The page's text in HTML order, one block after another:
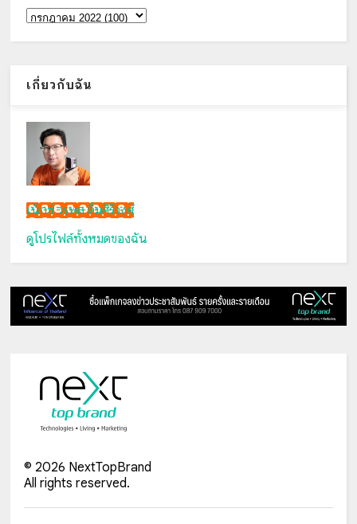
เกี่ยวกับฉัน
เน็กซ์ วรพล ลิ่มศิริวงศ์
ดูโปรไฟล์ทั้งหมดของฉัน
© 2026 NextTopBrand
All rights reserved.